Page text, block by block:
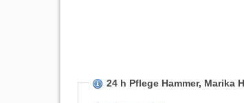
24 h Pflege Hammer, Marika